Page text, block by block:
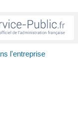
l'entreprise